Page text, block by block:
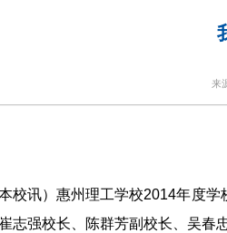
来
本校讯）惠州理工学校2014年度
志强校长、陈群芳副校长、吴春